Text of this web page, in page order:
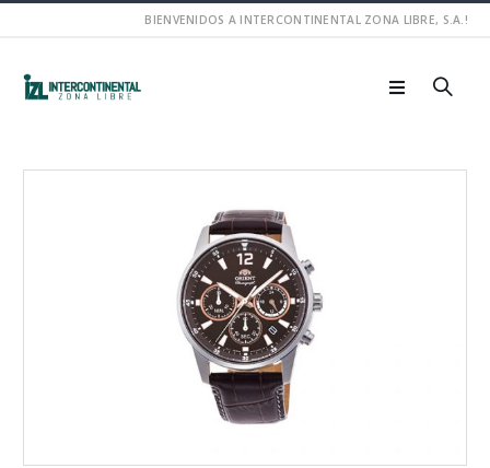
BIENVENIDOS A INTERCONTINENTAL ZONA LIBRE, S.A.!